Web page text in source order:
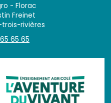
- Florac
Freinet
rivières
65 65